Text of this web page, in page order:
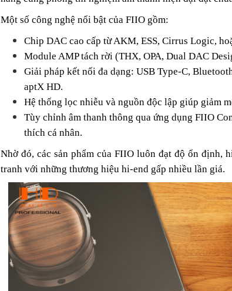
Một số công nghệ nổi bật của FIIO gồm:
Chip DAC cao cấp từ AKM, ESS, Cirrus Logic,
Module AMP tách rời (THX, OPA, Dual DAC
Giải pháp kết nối đa dạng: USB Type-C,
aptX HD.
Hệ thống lọc nhiễu và nguồn độc lập giúp giảm
Tùy chỉnh âm thanh thông qua ứng dụng FIIO
thích cá nhân.
Nhờ đó, các sản phẩm của FIIO luôn đạt độ ổn định,
tranh với những thương hiệu hi-end gấp nhiều lần giá.